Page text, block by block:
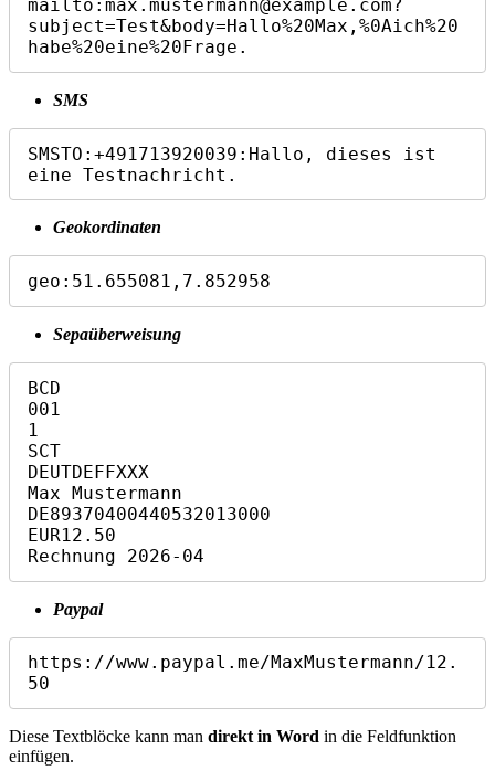
mailto:max.mustermann@example.com?
subject=Test&body=Hallo%20Max,%0Aich%20
habe%20eine%20Frage.
SMS
SMSTO:+491713920039:Hallo, dieses ist
eine Testnachricht.
Geokordinaten
geo:51.655081,7.852958
Sepaüberweisung
BCD
001
1
SCT
DEUTDEFFXXX
Max Mustermann
DE89370400440532013000
EUR12.50
Rechnung 2026-04
Paypal
https://www.paypal.me/MaxMustermann/12.
50
Diese Textblöcke kann man direkt in Word in die Feldfunktion
einfügen.